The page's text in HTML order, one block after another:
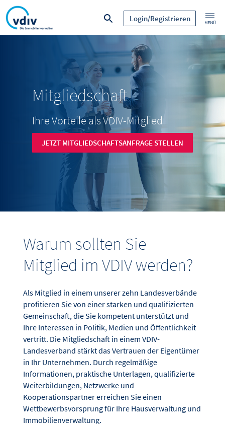
Login/Registrieren
Mitgliedschaft
Ihre Vorteile als VDIV-Mitglied
JETZT MITGLIEDSCHAFTSANFRAGE STELLEN
Warum sollten Sie
Mitglied im VDIV werden?
Als Mitglied in einem unserer zehn Landesverbände
profitieren Sie von einer starken und qualifizierten
Gemeinschaft, die Sie kompetent unterstützt und
Ihre Interessen in Politik, Medien und Öffentlichkeit
vertritt. Die Mitgliedschaft in einem VDIV-
Landesverband stärkt das Vertrauen der Eigentümer
in Ihr Unternehmen. Durch regelmäßige
Informationen, praktische Unterlagen, qualifizierte
Weiterbildungen, Netzwerke und
Kooperationspartner erreichen Sie einen
Wettbewerbsvorsprung für Ihre Hausverwaltung und
Immobilienverwaltung.